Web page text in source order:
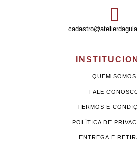
QUEM SOMOS
FALE
TERMOS E
POLÍTICA DE
ENTREGA E